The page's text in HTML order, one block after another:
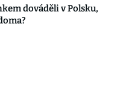
dováděli v Polsku,